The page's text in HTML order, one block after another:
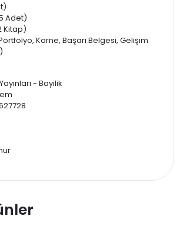
Adet)
Kitap)
Karne, Başarı Belgesi, Gelişim
- Bayilik